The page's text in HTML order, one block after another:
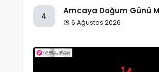
4
Amcaya Doğum Günü
6 Ağustos 2026